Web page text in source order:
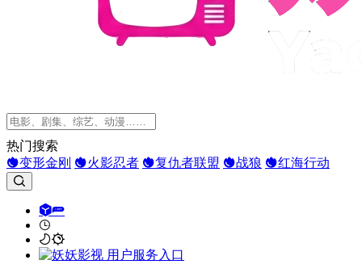
热门搜索
变形金刚
火影忍者 复仇者联盟 战狼 红海行动